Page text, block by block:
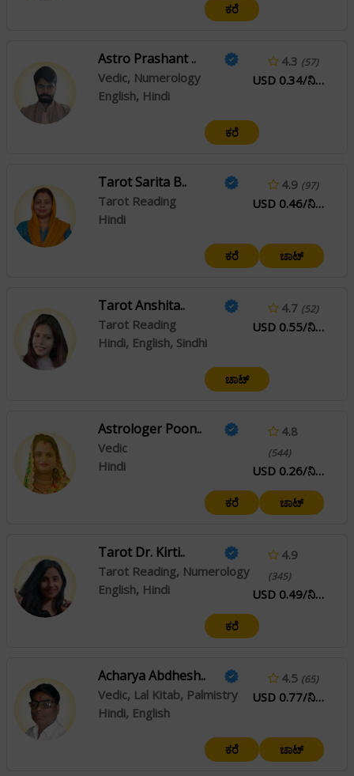
ಕರೆ
Astro Prashant ..
Vedic, Numerology
English, Hindi
4.3 (57)
USD 0.34/ನಿಮಿಷ
ಕರೆ
Tarot Sarita B..
Tarot Reading
Hindi
4.9 (97)
USD 0.46/ನಿಮಿಷ
ಕರೆ ಚಾಟ್
Tarot Anshita..
Tarot Reading
Hindi, English, Sindhi
4.7 (52)
USD 0.55/ನಿಮಿಷ
ಚಾಟ್
Astrologer Poon..
Vedic
Hindi
4.8
(544)
USD 0.26/ನಿಮಿಷ
ಕರೆ ಚಾಟ್
Tarot Dr. Kirti..
Tarot Reading, Numerology
English, Hindi
4.9
(345)
USD 0.49/ನಿಮಿಷ
ಕರೆ
Acharya Abdhesh..
Vedic, Lal Kitab, Palmistry
Hindi, English
4.5 (65)
USD 0.77/ನಿಮಿಷ
ಕರೆ ಚಾಟ್